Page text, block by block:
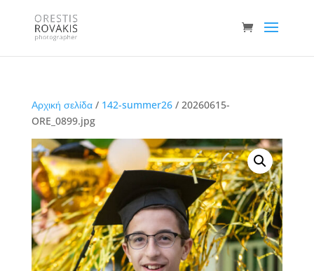
Αρχική σελίδα/ 142-summer26/ 20260615-
ORE_0899.jpg